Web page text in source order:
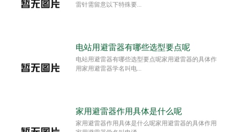
雷针需留意以下特殊要...
电站用避雷器有哪些选型要点呢
电站用避雷器有哪些选型要点呢家用避雷器的具体作
用家用避雷器学名叫电...
家用避雷器作用具体是什么呢
家用避雷器作用具体是什么呢家用避雷器的具体作用